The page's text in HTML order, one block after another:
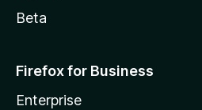
Beta
Firefox for Business
Enterprise